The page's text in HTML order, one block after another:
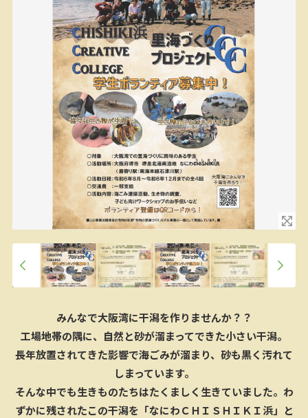
みんなで大阪湾に干潟を作りませんか？？
工場地帯の隅に、自然と砂が溜まってできた小さい干潟。
長年放置されてきた影響で海ごみが溜まり、砂も黒く汚れて
しまっています。
そんな中でも生きものたちはたくましく生きていました。わ
ずかに残されたこの干潟を「なにわＣＨＩＳＨＩＫＩ浜」と